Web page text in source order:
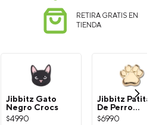
RETIRA GRATIS EN
TIENDA
Jibbitz Gato
Negro Crocs
$4990
Jibbitz Patita
De Perro
Dorada Crocs
$6990